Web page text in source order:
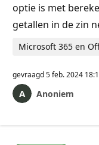
optie is met
getallen in de zin
Microsoft 365 en
gevraagd5 feb. 2024
Anoniem